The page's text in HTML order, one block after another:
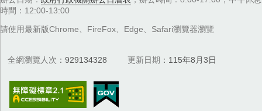
時間：12:00-13:00
請使用最新版Chrome、FireFox、Edge、Safari瀏覽器瀏覽
全網瀏覽人次 929134328 更新日期 115年8月3日